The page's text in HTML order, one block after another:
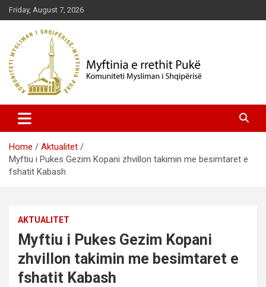
Skip
to
content
Friday, August 7, 2026
Myftinia Pukë | Faqja Zyrtare
Home
Aktualitet
Myftiu i Pukes Gezim Kopani zhvillon takimin me besimtaret e
fshatit Kabash
AKTUALITET
Myftiu i Pukes Gezim Kopani
zhvillon takimin me besimtaret e
fshatit Kabash